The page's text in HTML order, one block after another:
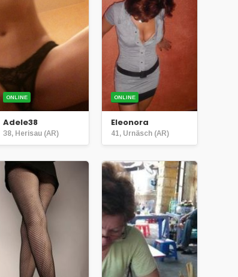
ONLINE
Adele38
38, Herisau (AR)
ONLINE
Eleonora
41, Urnäsch (AR)